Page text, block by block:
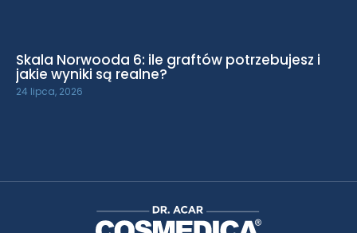
Skala Norwooda 6: ile graftów potrzebujesz i
jakie wyniki są realne?
24 lipca, 2026